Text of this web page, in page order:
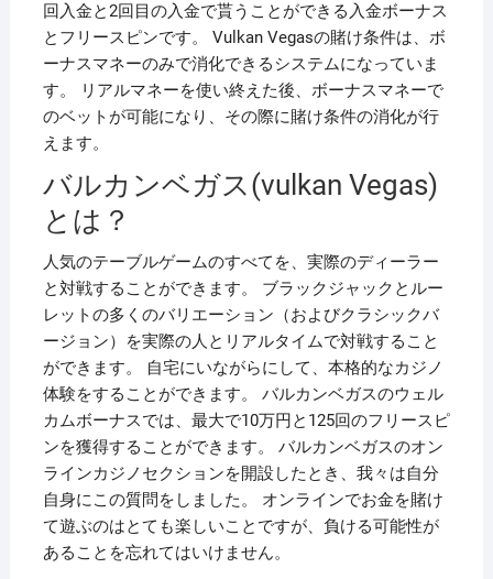
回入金と2回目の入金で貰うことができる入金ボーナス
とフリースピンです。 Vulkan Vegasの賭け条件は、ボ
ーナスマネーのみで消化できるシステムになっていま
す。 リアルマネーを使い終えた後、ボーナスマネーで
のベットが可能になり、その際に賭け条件の消化が行
えます。
バルカンベガス(vulkan Vegas)
とは？
人気のテーブルゲームのすべてを、実際のディーラー
と対戦することができます。 ブラックジャックとルー
レットの多くのバリエーション（およびクラシックバ
ージョン）を実際の人とリアルタイムで対戦すること
ができます。 自宅にいながらにして、本格的なカジノ
体験をすることができます。 バルカンベガスのウェル
カムボーナスでは、最大で10万円と125回のフリースピ
ンを獲得することができます。 バルカンベガスのオン
ラインカジノセクションを開設したとき、我々は自分
自身にこの質問をしました。 オンラインでお金を賭け
て遊ぶのはとても楽しいことですが、負ける可能性が
あることを忘れてはいけません。